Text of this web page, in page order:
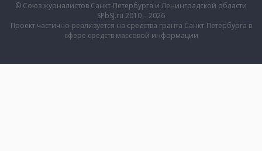
© Союз журналистов Санкт-Петербурга и Ленинградской области
SPbSJ.ru 2010 – 2026
Проект частично реализуется на средства гранта Санкт-Петербурга в
сфере средств массовой информации